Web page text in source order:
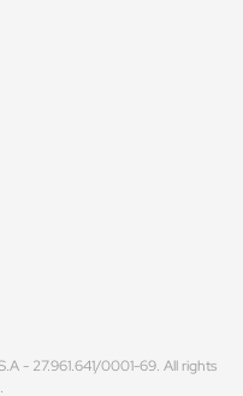
- 27.961.641/0001-69. All rights